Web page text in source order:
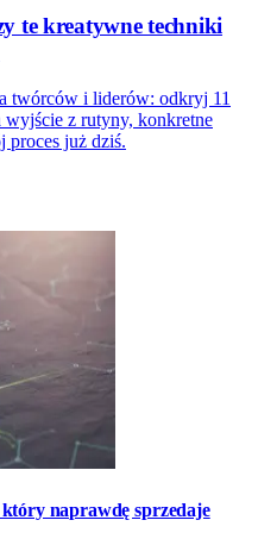
te kreatywne techniki
twórców i liderów: odkryj 11
wyjście z rutyny, konkretne
proces już dziś.
naprawdę sprzedaje